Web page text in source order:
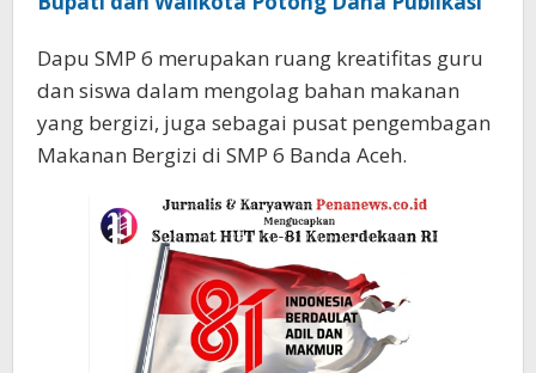
Dapu SMP 6 merupakan ruang kreatifitas guru
dan siswa dalam mengolag bahan makanan
yang bergizi, juga sebagai pusat pengembagan
Makanan Bergizi di SMP 6 Banda Aceh.